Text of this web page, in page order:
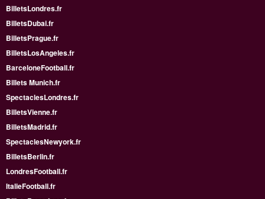
BilletsLondres.fr
BilletsDubai.fr
BilletsPrague.fr
BilletsLosAngeles.fr
BarceloneFootball.fr
Billets Munich.fr
SpectaclesLondres.fr
BilletsVienne.fr
BilletsMadrid.fr
SpectaclesNewyork.fr
BilletsBerlin.fr
LondresFootball.fr
ItalieFootball.fr